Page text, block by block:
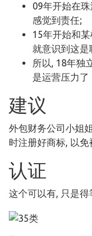
09年开始在
感觉到责任;
15年开始和
就意识到这是
所以, 18年独
是运营压力了
建议
外包财务公司小姐
时注册好商标, 以免
认证
这个可以有, 只是得